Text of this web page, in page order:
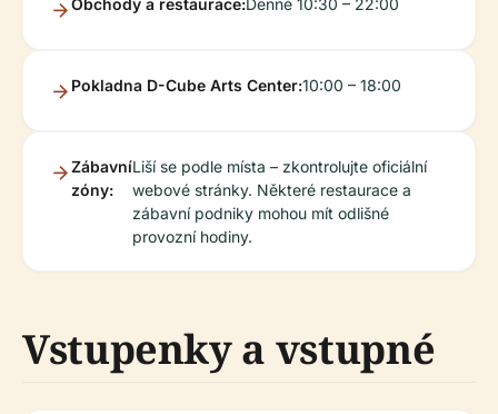
Obchody a restaurace:Denně 10:30 – 22:00
Pokladna D-Cube Arts Center:10:00 – 18:00
Zábavní
zóny:
Liší se podle místa – zkontrolujte oficiální
webové stránky. Některé restaurace a
zábavní podniky mohou mít odlišné
provozní hodiny.
Vstupenky a vstupné